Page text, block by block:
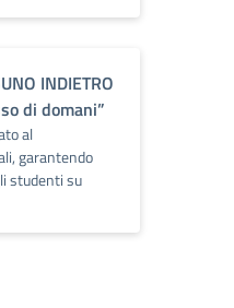
INDIETRO
di domani”
al
garantendo
studenti su